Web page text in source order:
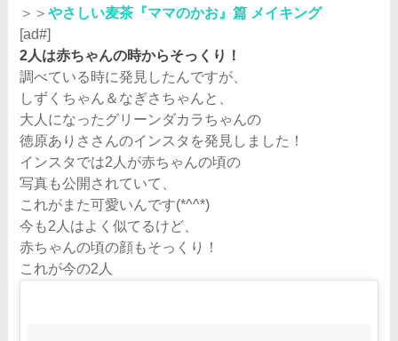
＞＞やさしい麦茶『ママのかお』篇 メイキング
[ad#]
2人は赤ちゃんの時からそっくり！
調べている時に発見したんですが、
しずくちゃん＆なぎさちゃんと、
大人になったグリーンダカラちゃんの
徳原ありささんのインスタを発見しました！
インスタでは2人が赤ちゃんの頃の
写真も公開されていて、
これがまた可愛いんです(*^^*)
今も2人はよく似てるけど、
赤ちゃんの頃の顔もそっくり！
これが今の2人